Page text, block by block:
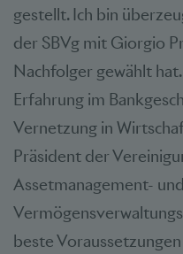
gestellt. Ich bin
der SBVg mit Giorgio
Nachfolger gewählt
Erfahrung im
Vernetzung in
Präsident der
Assetmanagement- und
beste